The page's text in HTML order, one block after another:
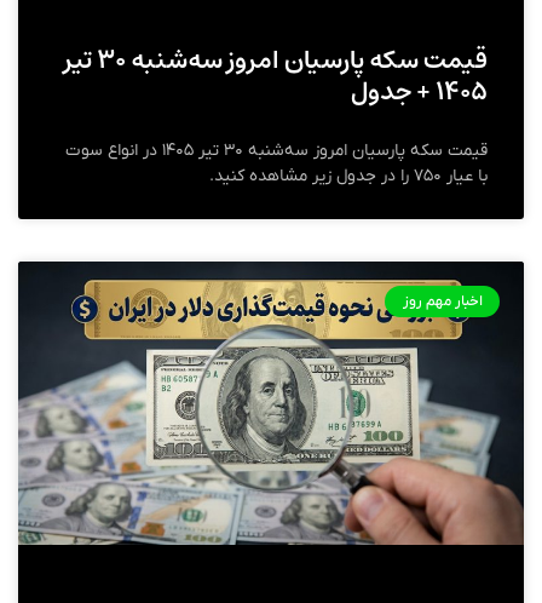
قیمت سکه پارسیان امروز سه‌شنبه ۳۰ تیر
۱۴۰۵ + جدول
قیمت سکه پارسیان امروز سه‌شنبه ۳۰ تیر ۱۴۰۵ در انواع سوت
با عیار ۷۵۰ را در جدول زیر مشاهده کنید.
اخبار مهم روز